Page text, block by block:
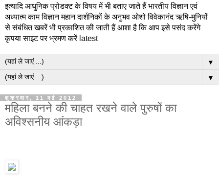
इत्यादि आधुनिक प्रोडक्ट के विषय में भी बताए जाते हैं भारतीय विज्ञान एवं
अध्यात्म काम विज्ञान महान दार्शनिकों के अनुभव ओशो विवेकानंद ऋषि-मुनियों
से संबंधित खबरें भी प्रकाशित की जाती हैं आशा है कि आप इसे पसंद करेंगे
कृपया साइट पर भ्रमण करें latest
▼
▼
शुक्रवार, 11 मई 2012
महिला बनने की चाहत रखने वाले पुरुषों का
अविश्सनीय आंकड़ा